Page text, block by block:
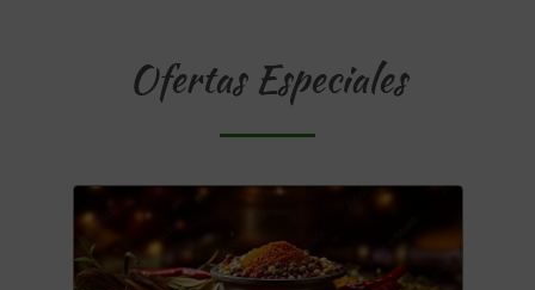
Ofertas Especiales